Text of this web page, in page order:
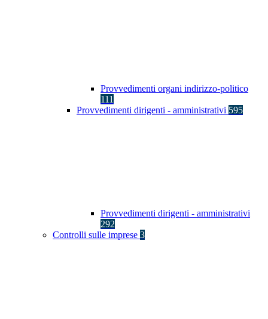
Provvedimenti organi indirizzo-politico
111
Provvedimenti dirigenti - amministrativi 595
Provvedimenti dirigenti - amministrativi
292
Controlli sulle imprese 3